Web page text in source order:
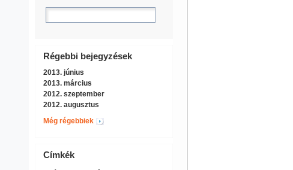
Régebbi bejegyzések
2013. június
2013. március
2012. szeptember
2012. augusztus
Még régebbiek
Címkék